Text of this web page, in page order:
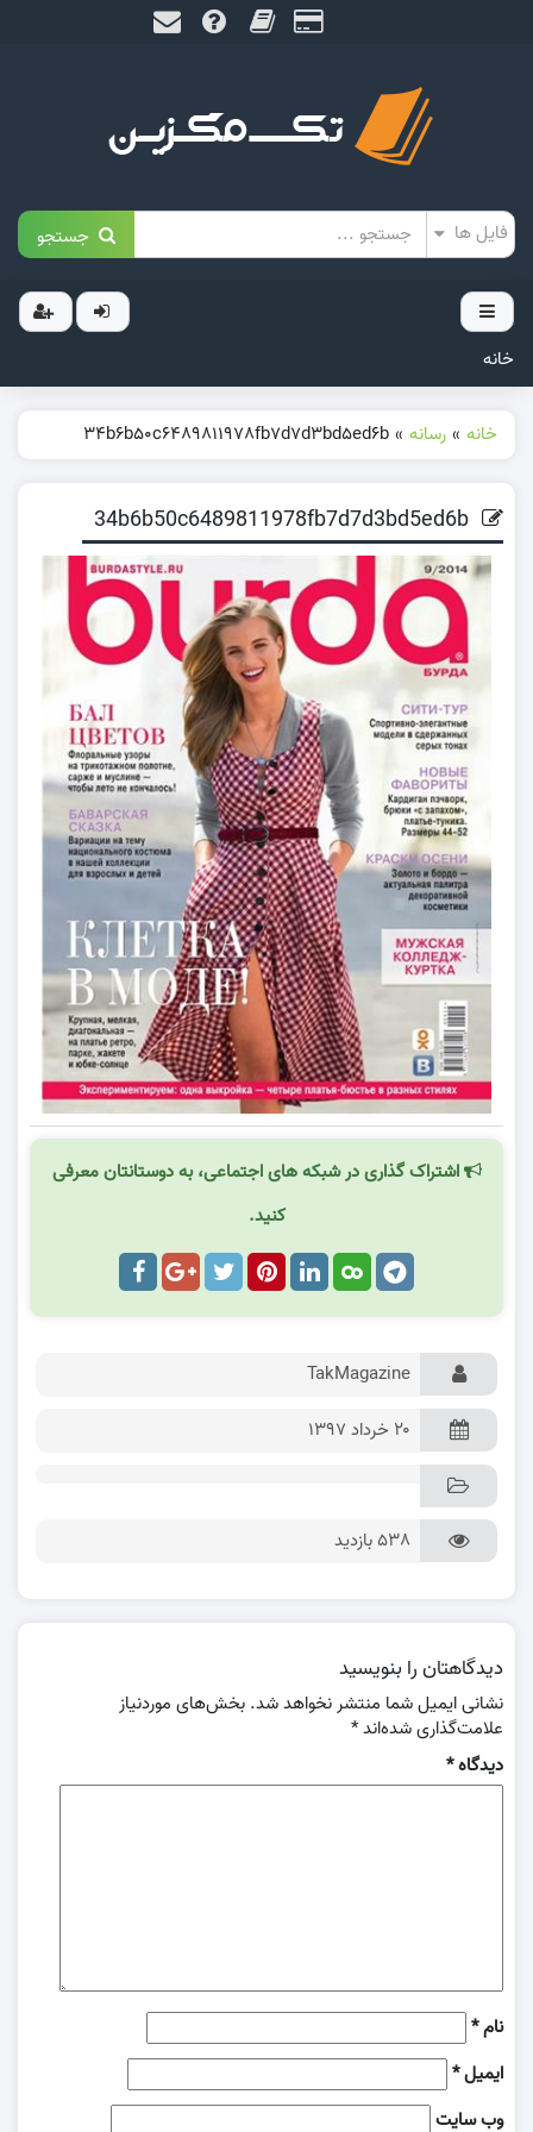
جستجو
خانه
خانه » رسانه »
34b6b50c6489811978fb7d7d3bd5ed6b
اشتراک گذاری در شبکه های اجتماعی، به دوستانتان معرفی
کنید.
TakMagazine
۲۰ خرداد ۱۳۹۷
538 بازدید
دیدگاهتان را بنویسید
نشانی ایمیل شما منتشر نخواهد شد. بخش‌های موردنیاز
علامت‌گذاری شده‌اند*
دیدگاه*
نام*
ایمیل*
وب‌ سایت